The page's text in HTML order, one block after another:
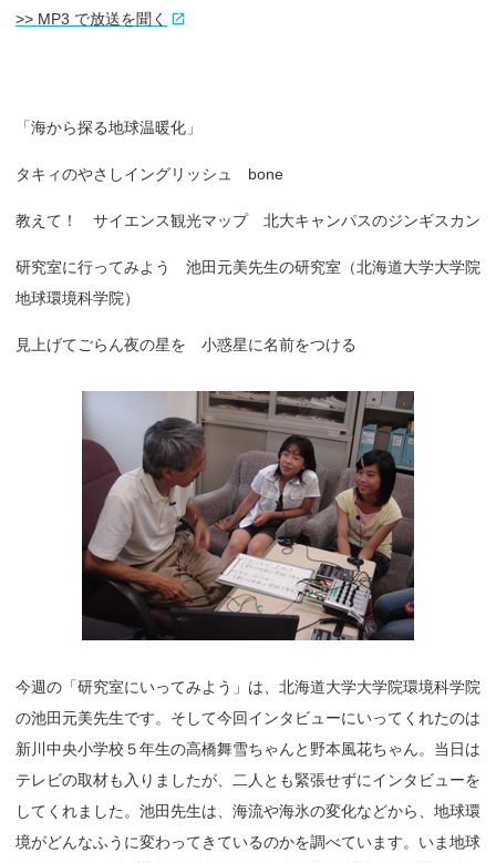
>> MP3 で放送を聞く
「海から探る地球温暖化」
タキィのやさしイングリッシュ bone
教えて！ サイエンス観光マップ 北大キャンパスのジンギスカン
研究室に行ってみよう 池田元美先生の研究室（北海道大学大学院
地球環境科学院）
見上げてごらん夜の星を 小惑星に名前をつける
今週の「研究室にいってみよう」は、北海道大学大学院環境科学院
の池田元美先生です。そして今回インタビューにいってくれたのは
新川中央小学校５年生の高橋舞雪ちゃんと野本風花ちゃん。当日は
テレビの取材も入りましたが、二人とも緊張せずにインタビューを
してくれました。池田先生は、海流や海氷の変化などから、地球環
境がどんなふうに変わってきているのかを調べています。いま地球